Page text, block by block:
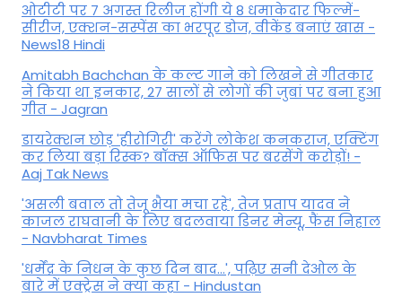
ओटीटी पर 7 अगस्त रिलीज होंगी ये 8 धमाकेदार फिल्में-
सीरीज, एक्शन-सस्पेंस का भरपूर डोज, वीकेंड बनाएं खास -
News18 Hindi
Amitabh Bachchan के कल्ट गाने को लिखने से गीतकार
ने किया था इनकार, 27 सालों से लोगों की जुबां पर बना हुआ
गीत - Jagran
डायरेक्शन छोड़ 'हीरोगिरी' करेंगे लोकेश कनकराज, एक्टिंग
कर लिया बड़ा रिस्क? बॉक्स ऑफिस पर बरसेंगे करोड़ों! -
Aaj Tak News
'असली बवाल तो तेजू भैया मचा रहे', तेज प्रताप यादव ने
काजल राघवानी के लिए बदलवाया डिनर मेन्यू, फैंस न‍िहाल
- Navbharat Times
'धर्मेंद्र के निधन के कुछ दिन बाद...', पढ़िए सनी देओल के
बारे में एक्ट्रेस ने क्या कहा - Hindustan